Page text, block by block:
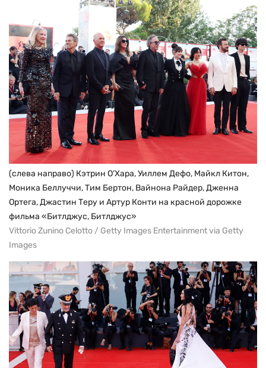
(слева направо) Кэтрин О’Хара, Уиллем Дефо, Майкл Китон,
Моника Беллуччи, Тим Бертон, Вайнона Райдер, Дженна
Ортега, Джастин Теру и Артур Конти на красной дорожке
фильма «Битлджус, Битлджус»
Vittorio Zunino Celotto / Getty Images Entertainment via Getty
Images